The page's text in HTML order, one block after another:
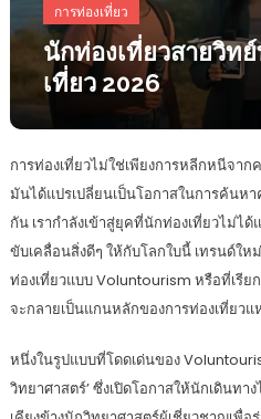
การท่องเที่ยว
นักท่องเที่ยวสายวิท
เที่ยว 2026
การท่องเที่ยวไม่ใช่เพียงการหลีกหนีจา
มันได้แปรเปลี่ยนเป็นโอกาสในการค้น
กัน เรากำลังเข้าสู่ยุคที่นักท่องเที่ยวไม่ได้แ
ขับเคลื่อนสิ่งดีๆ ให้กับโลกใบนี้ เทรนด์ใ
ท่องเที่ยวแบบ Voluntourism หรือที่เรีย
จะกลายเป็นแกนหลักของการท่องเที่ยว
หนึ่งในรูปแบบที่โดดเด่นของ
วิทยาศาสตร์’ ซึ่งเปิดโอกาสให้นักเดินท